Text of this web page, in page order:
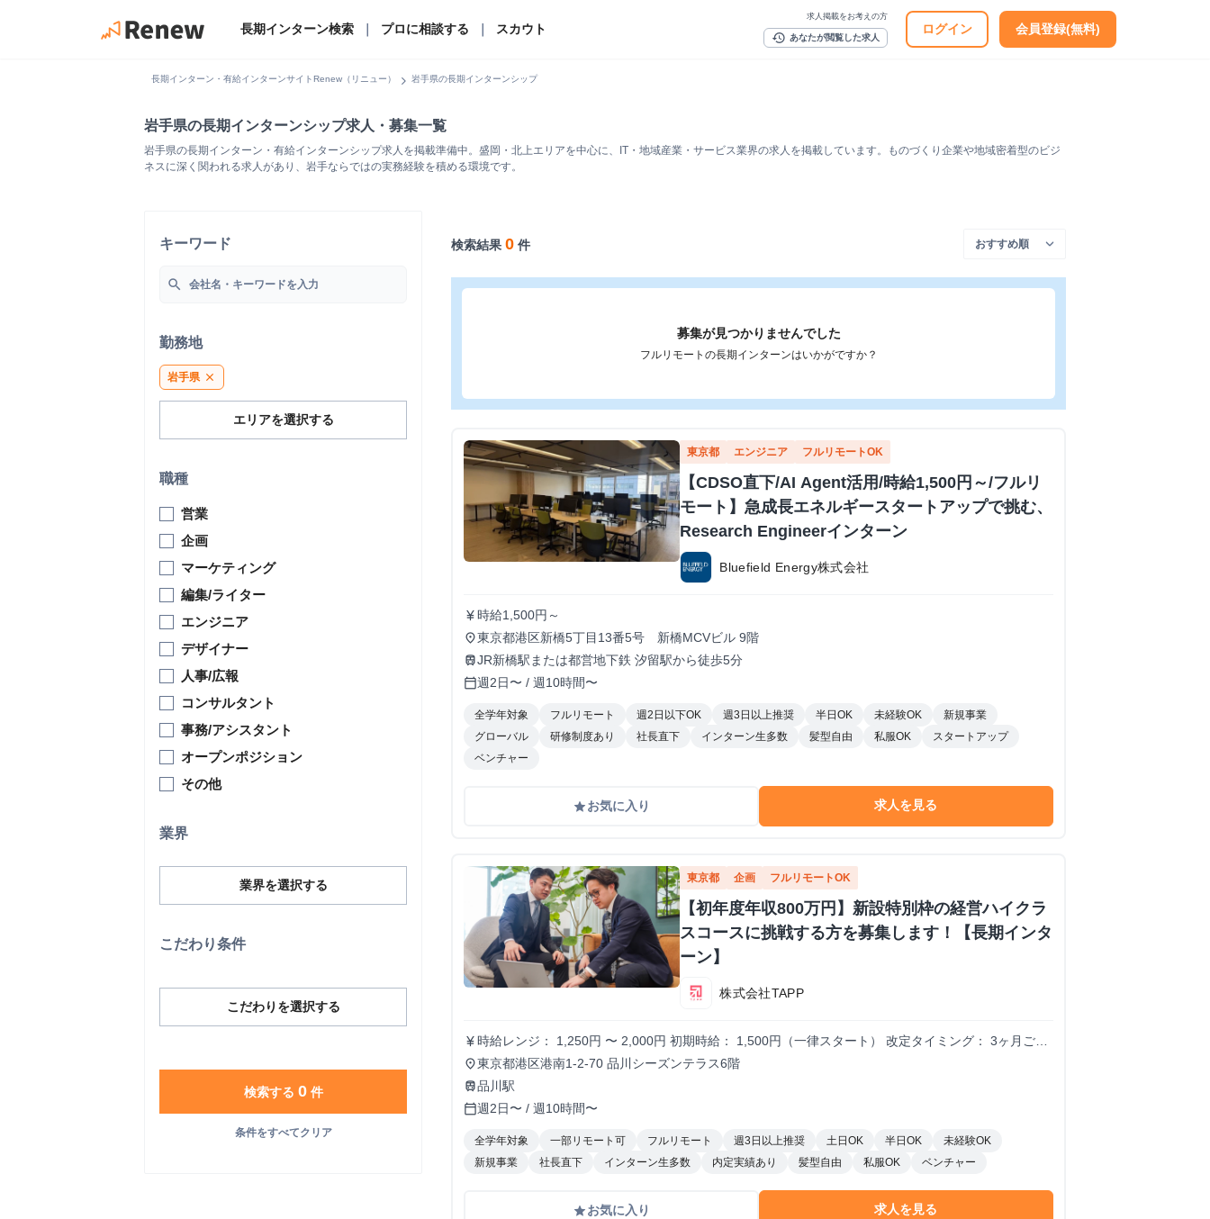
長期インターン検索 プロに相談する スカウト
求人掲載をお考えの方
history あなたが閲覧した求人
ログイン 会員登録(無料)
長期インターン・有給インターンサイトRenew（リニュー） chevron_right 岩手県の長期インターンシップ
岩手県の長期インターンシップ求人・募集一覧
岩手県の長期インターン・有給インターンシップ求人を掲載準備中。盛岡・北上エリアを中心に、IT・地域産業・サービス業界の求人を掲載しています。ものづくり企業や地域密着型のビジ
ネスに深く関われる求人があり、岩手ならではの実務経験を積める環境です。
キーワード
search
勤務地
岩手県 close
エリアを選択する
職種
営業
企画
マーケティング
編集/ライター
エンジニア
デザイナー
人事/広報
コンサルタント
事務/アシスタント
オープンポジション
その他
業界
業界を選択する
こだわり条件
こだわりを選択する
検索する 0件
条件をすべてクリア
検索結果0 件
募集が見つかりませんでした
フルリモートの長期インターンはいかがですか？
東京都 エンジニア フルリモートOK
【CDSO直下/AI Agent活用/時給1,500円～/フルリ
モート】急成長エネルギースタートアップで挑む、
Research Engineerインターン
Bluefield Energy株式会社
currency_yen時給1,500円～
place東京都港区新橋5丁目13番5号 新橋MCVビル 9階
trainJR新橋駅または都営地下鉄 汐留駅から徒歩5分
calendar_today週2日〜 / 週10時間〜
全学年対象 フルリモート 週2日以下OK 週3日以上推奨 半日OK 未経験OK
新規事業
グローバル
研修制度あり 社長直下 インターン生多数 髪型自由 私服OK
スタートアップ
ベンチャー
gradeお気に入り 求人を見る
東京都 企画 フルリモートOK
【初年度年収800万円】新設特別枠の経営ハイクラ
スコースに挑戦する方を募集します！【長期インタ
ーン】
株式会社TAPP
currency_yen時給レンジ： 1,250円 〜 2,000円 初期時給： 1,500円（一律スタート） 改定タイミング： 3ヶ月ごと
の契約更新時 評価基準： 以下の4項目を5段階でスコアリングし、時給を決定。 時給変動のロジック
(詳細はシートに記載） S評価： 期待を大きく上回り、社員と同等のバリューを発揮。 A評価： 期待
が悪く、教育コストが成果を上回っている。 ※時給を下げる判断は、業務範囲の縮小や、当初想定し
ていたスキルレベルに達していない場合に適用します。
place東京都港区港南1-2-70 品川シーズンテラス6階
train品川駅
calendar_today週2日〜 / 週10時間〜
全学年対象 一部リモート可 フルリモート 週3日以上推奨 土日OK 半日OK
未経験OK
新規事業
社長直下 インターン生多数 内定実績あり 髪型自由 私服OK ベンチャー
gradeお気に入り 求人を見る